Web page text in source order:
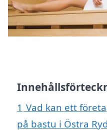
1 Vad kan ett
på bastu i Östra